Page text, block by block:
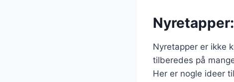
Nyretapper er ikke
tilberedes på
Her er nogle ideer